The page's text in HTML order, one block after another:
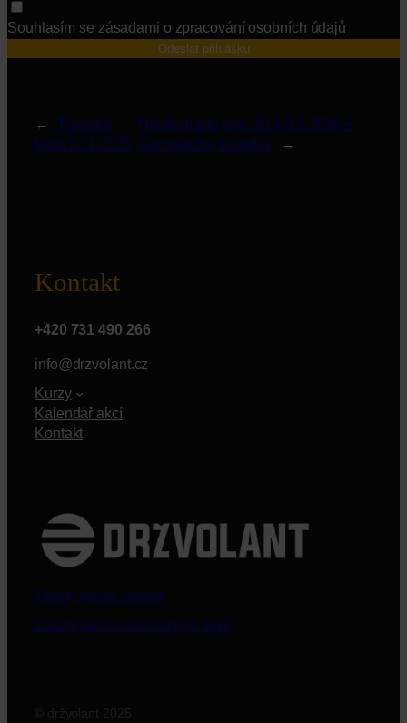
Souhlasím se zásadami o zpracování osobních údajů
Odeslat přihlášku
←
Trackday
Most 2.11.2025
Nordschleife exp. 30.4-3.5.2026 +
Gercollector trackday
→
Kontakt
+420 731 490 266
info@drzvolant.cz
Kurzy
Kalendář akcí
Kontakt
Zásady použití cookies
Zásady zpracování osobních údajů